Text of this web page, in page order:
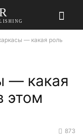
— какая роль
— какая
этом
873